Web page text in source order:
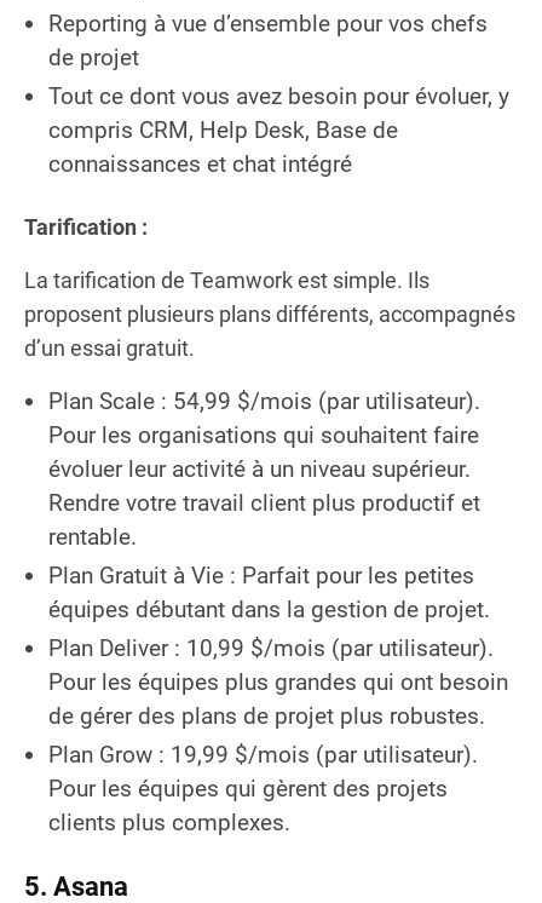
Reporting à vue d’ensemble pour vos chefs
de projet
Tout ce dont vous avez besoin pour évoluer, y
compris CRM, Help Desk, Base de
connaissances et chat intégré
Tarification :
La tarification de Teamwork est simple. Ils
proposent plusieurs plans différents, accompagnés
d’un essai gratuit.
Plan Scale : 54,99 $/mois (par utilisateur).
Pour les organisations qui souhaitent faire
évoluer leur activité à un niveau supérieur.
Rendre votre travail client plus productif et
rentable.
Plan Gratuit à Vie : Parfait pour les petites
équipes débutant dans la gestion de projet.
Plan Deliver : 10,99 $/mois (par utilisateur).
Pour les équipes plus grandes qui ont besoin
de gérer des plans de projet plus robustes.
Plan Grow : 19,99 $/mois (par utilisateur).
Pour les équipes qui gèrent des projets
clients plus complexes.
5. Asana